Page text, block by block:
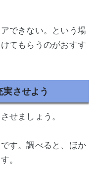
できない。という場
てもらうのがおすす
させよう
せましょう。
す。調べると、ほか
。